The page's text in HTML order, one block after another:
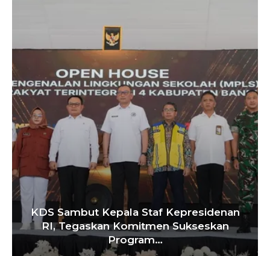
Kepala Staf Kepresidenan
Komitmen Sukseskan
Program…
Tebang